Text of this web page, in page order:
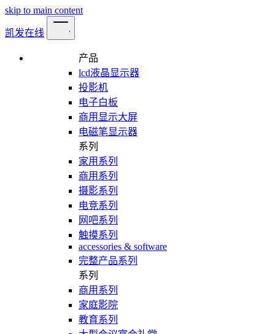
skip to main content
凯发在线
产品
lcd液晶显示器
投影机
电子白板
商用显示大屏
电磁笔显示器
系列
家用系列
商用系列
摄影系列
电竞系列
网吧系列
触摸系列
accessories & software
完整产品系列
系列
商用系列
家庭影院
教育系列